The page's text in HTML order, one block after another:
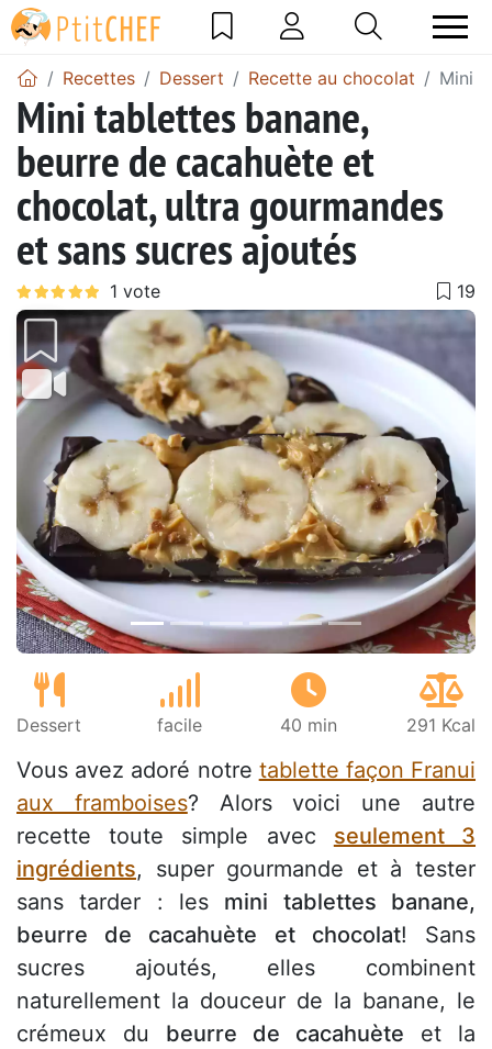
Recettes Dessert Recette au chocolat Mini
Mini tablettes banane,
beurre de cacahuète et
chocolat, ultra gourmandes
et sans sucres ajoutés
Précédent
Dessert facile 40 min 291 Kcal
Vous avez adoré notre tablette façon Franui
aux framboises? Alors voici une autre
recette toute simple avec seulement 3
ingrédients, super gourmande et à tester
sans tarder : les mini tablettes banane,
beurre de cacahuète et chocolat! Sans
sucres ajoutés, elles combinent
naturellement la douceur de la banane, le
crémeux du beurre de cacahuète et la